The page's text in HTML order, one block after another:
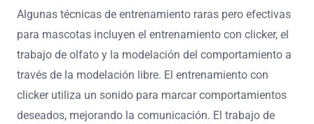
Algunas técnicas de entrenamiento raras pero efectivas
para mascotas incluyen el entrenamiento con clicker, el
trabajo de olfato y la modelación del comportamiento a
través de la modelación libre. El entrenamiento con
clicker utiliza un sonido para marcar comportamientos
deseados, mejorando la comunicación. El trabajo de